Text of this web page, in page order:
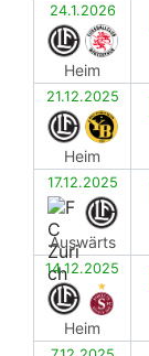
24.1.2026
Heim
21.12.2025
Heim
17.12.2025
Auswärts
14.12.2025
Heim